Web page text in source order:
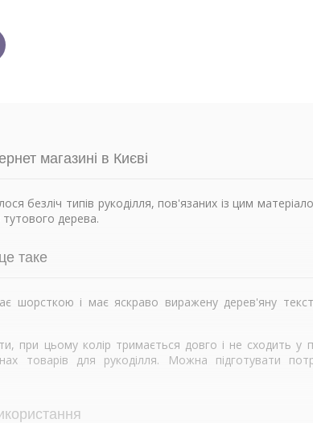
магазині в Києві
безліч типів рукоділля, пов'язаних із цим
тутового дерева.
таке
шорсткою і має яскраво виражену дерев'яну
при цьому колір тримається довго і не сходить у
товарів для рукоділля. Можна підготувати